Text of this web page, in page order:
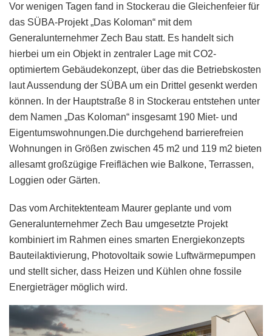
Vor wenigen Tagen fand in Stockerau die Gleichenfeier für
das SÜBA-Projekt „Das Koloman“ mit dem
Generalunternehmer Zech Bau statt. Es handelt sich
hierbei um ein Objekt in zentraler Lage mit CO2-
optimiertem Gebäudekonzept, über das die Betriebskosten
laut Aussendung der SÜBA um ein Drittel gesenkt werden
können. In der Hauptstraße 8 in Stockerau entstehen unter
dem Namen „Das Koloman“ insgesamt 190 Miet- und
Eigentumswohnungen.Die durchgehend barrierefreien
Wohnungen in Größen zwischen 45 m2 und 119 m2 bieten
allesamt großzügige Freiflächen wie Balkone, Terrassen,
Loggien oder Gärten.
Das vom Architektenteam Maurer geplante und vom
Generalunternehmer Zech Bau umgesetzte Projekt
kombiniert im Rahmen eines smarten Energiekonzepts
Bauteilaktivierung, Photovoltaik sowie Luft­wärme­pumpen
und stellt sicher, dass Heizen und Kühlen ohne fossile
Energieträger möglich wird.